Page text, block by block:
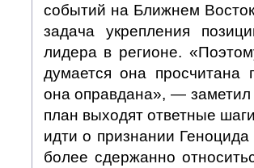
событий на Ближнем
задача укрепления
лидера в регионе.
думается она просчитана
она оправдана», —
план выходят ответные
идти о признании
более сдержанно